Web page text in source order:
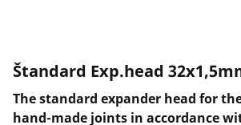
Štandard Exp.head
The standard expander head for
hand-made joints in accordance